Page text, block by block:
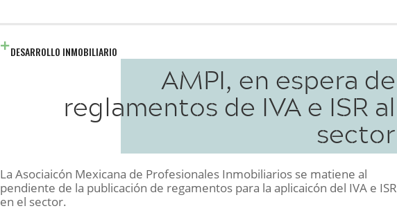
DESARROLLO INMOBILIARIO
AMPI, en espera de
reglamentos de IVA e ISR al
sector
La Asociaicón Mexicana de Profesionales Inmobiliarios se matiene al
pendiente de la publicación de regamentos para la aplicaicón del IVA e ISR
en el sector.